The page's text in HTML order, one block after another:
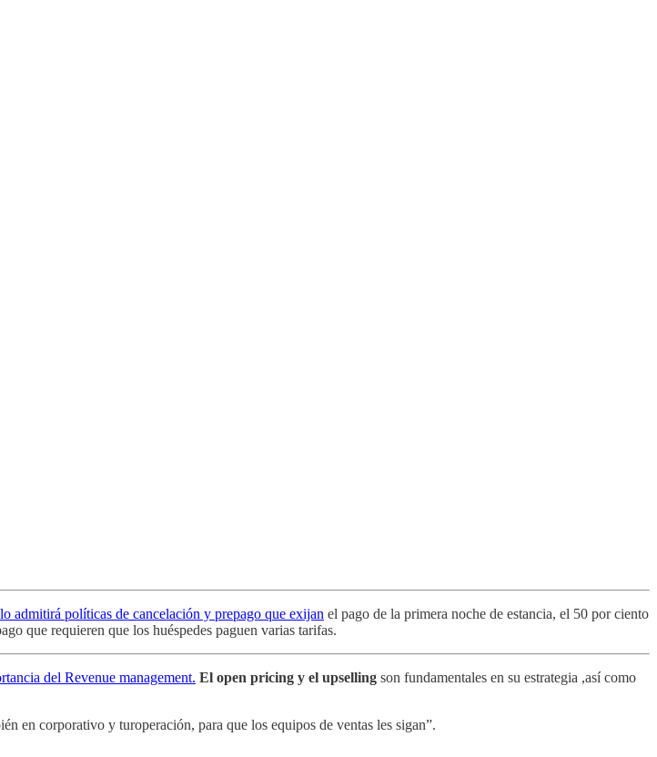
admitirá políticas de cancelación y prepago que exijan el pago de la primera noche de estancia, el 50 por ciento
que requieren que los huéspedes paguen varias tarifas.
del Revenue management. El open pricing y el upselling son fundamentales en su estrategia ,así como
en corporativo y turoperación, para que los equipos de ventas les sigan”.